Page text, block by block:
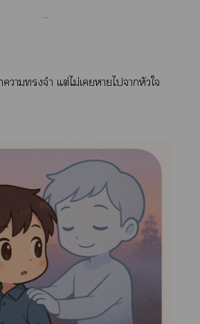
...
าจำ แต่ไม่เาไาหัวใ